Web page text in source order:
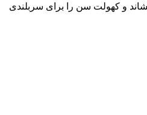
ساله را به کمک عصای خود پای صندوق رای می‌کشاند و کهولت سن را برای سربلندی